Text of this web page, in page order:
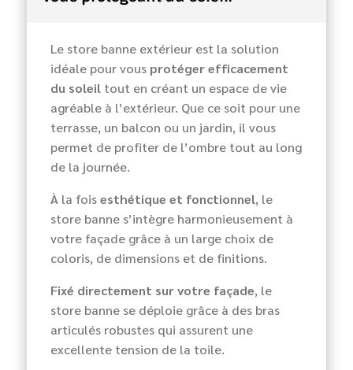
Le store banne extérieur est la solution
idéale pour vous protéger efficacement
du soleiltout en créant un espace de vie
agréable à l’extérieur. Que ce soit pour une
terrasse, un balcon ou un jardin, il vous
permet de profiter de l’ombre tout au long
de la journée.
À la foisesthétique et fonctionnel, le
store banne s’intègre harmonieusement à
votre façade grâce à un large choix de
coloris, de dimensions et de finitions.
Fixé directement sur votre façade, le
store banne se déploie grâce à des bras
articulés robustes qui assurent une
excellente tension de la toile.